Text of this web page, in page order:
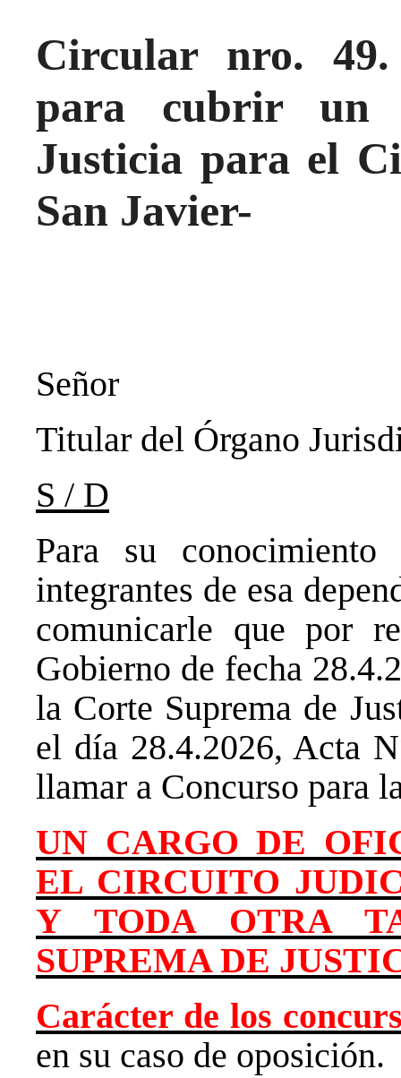
Circular nro.
para cubrir un
Justicia para el
San Javier-
Señor
Titular del Órgano
S / D
Para su
integrantes de esa
comunicarle que por
Gobierno de fecha
la Corte Suprema de
el día 28.4.2026, Acta
llamar a Concurso para
UN CARGO DE
EL CIRCUITO
Y TODA OTRA
SUPREMA DE
Carácter de los
en su caso de oposición.